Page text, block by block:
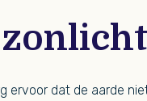
zonlicht
ervoor dat de aarde